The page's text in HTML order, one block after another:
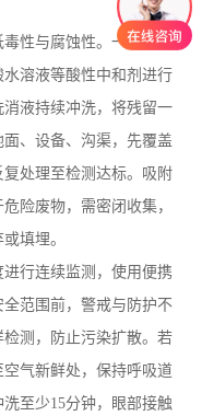
性与腐蚀性。一甲胺为
溶液等酸性中和剂进行
液持续冲洗，将残留一
、设备、沟渠，先覆盖
处理至检测达标。吸附
险废物，需密闭收集，
填埋。
行连续监测，使用便携
范围前，警戒与防护不
测，防止污染扩散。若
气新鲜处，保持呼吸道
洗至少15分钟，眼部接触